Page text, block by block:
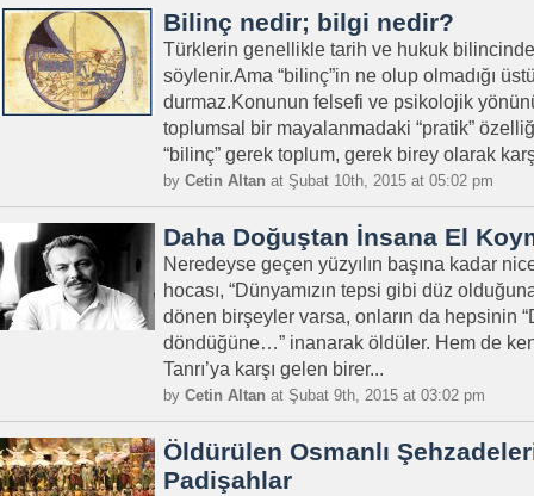
Bilinç nedir; bilgi nedir?
Türklerin genellikle tarih ve hukuk
söylenir.Ama “bilinç”in ne olup olmadığı
durmaz.Konunun felsefi ve psikolojik
toplumsal bir mayalanmadaki “pratik”
“bilinç” gerek toplum, gerek birey olarak
by Cetin Altan at Şubat 10th, 2015 at 05:02 pm
Daha Doğuştan İnsana El
Neredeyse geçen yüzyılın başına kadar
hocası, “Dünyamızın tepsi gibi düz
dönen birşeyler varsa, onların da hepsinin
döndüğüne…” inanarak öldüler. Hem de
Tanrı’ya karşı gelen birer...
by Cetin Altan at Şubat 9th, 2015 at 03:02 pm
Öldürülen Osmanlı
Padişahlar